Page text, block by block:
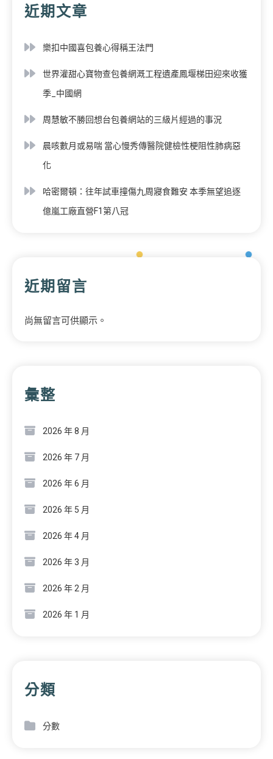
近期文章
樂扣中國喜包養心得稱王法門
世界灌甜心寶物查包養網溉工程遺產鳳堰梯田迎來收獲
季_中國網
周慧敏不勝回想台包養網站的三級片經過的事況
晨咳數月或易喘 當心慢秀傳醫院健檢性梗阻性肺病惡
化
哈密爾頓：往年試車撞傷九周寢食難安 本季無望追逐
億嵐工廠直營F1第八冠
近期留言
尚無留言可供顯示。
彙整
2026 年 8 月
2026 年 7 月
2026 年 6 月
2026 年 5 月
2026 年 4 月
2026 年 3 月
2026 年 2 月
2026 年 1 月
分類
分數